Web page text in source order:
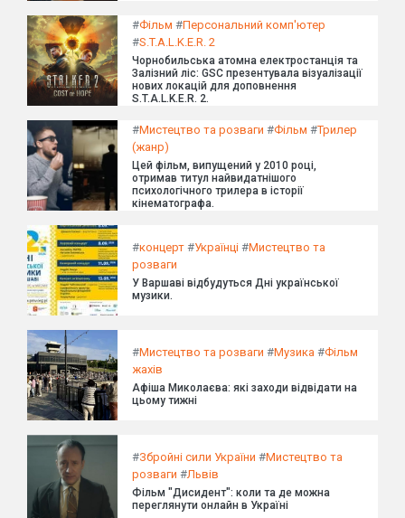
#Фільм #Персональний комп'ютер
#S.T.A.L.K.E.R. 2
Чорнобильська атомна електростанція та
Залізний ліс: GSC презентувала візуалізації
нових локацій для доповнення
S.T.A.L.K.E.R. 2.
#Мистецтво та розваги #Фільм #Трилер
(жанр)
Цей фільм, випущений у 2010 році,
отримав титул найвидатнішого
психологічного трилера в історії
кінематографа.
#концерт #Українці #Мистецтво та
розваги
У Варшаві відбудуться Дні української
музики.
#Мистецтво та розваги #Музика #Фільм
жахів
Афіша Миколаєва: які заходи відвідати на
цьому тижні
#Збройні сили України #Мистецтво та
розваги #Львів
Фільм "Дисидент": коли та де можна
переглянути онлайн в Україні